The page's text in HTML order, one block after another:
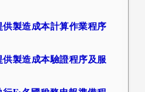
製造成本計算作業程序
製造成本驗證程序及服